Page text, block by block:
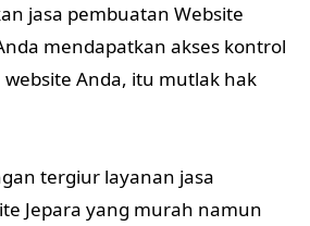
jasa pembuatan Website
mendapatkan akses kontrol
Anda, itu mutlak hak
tergiur layanan jasa
Jepara yang murah namun